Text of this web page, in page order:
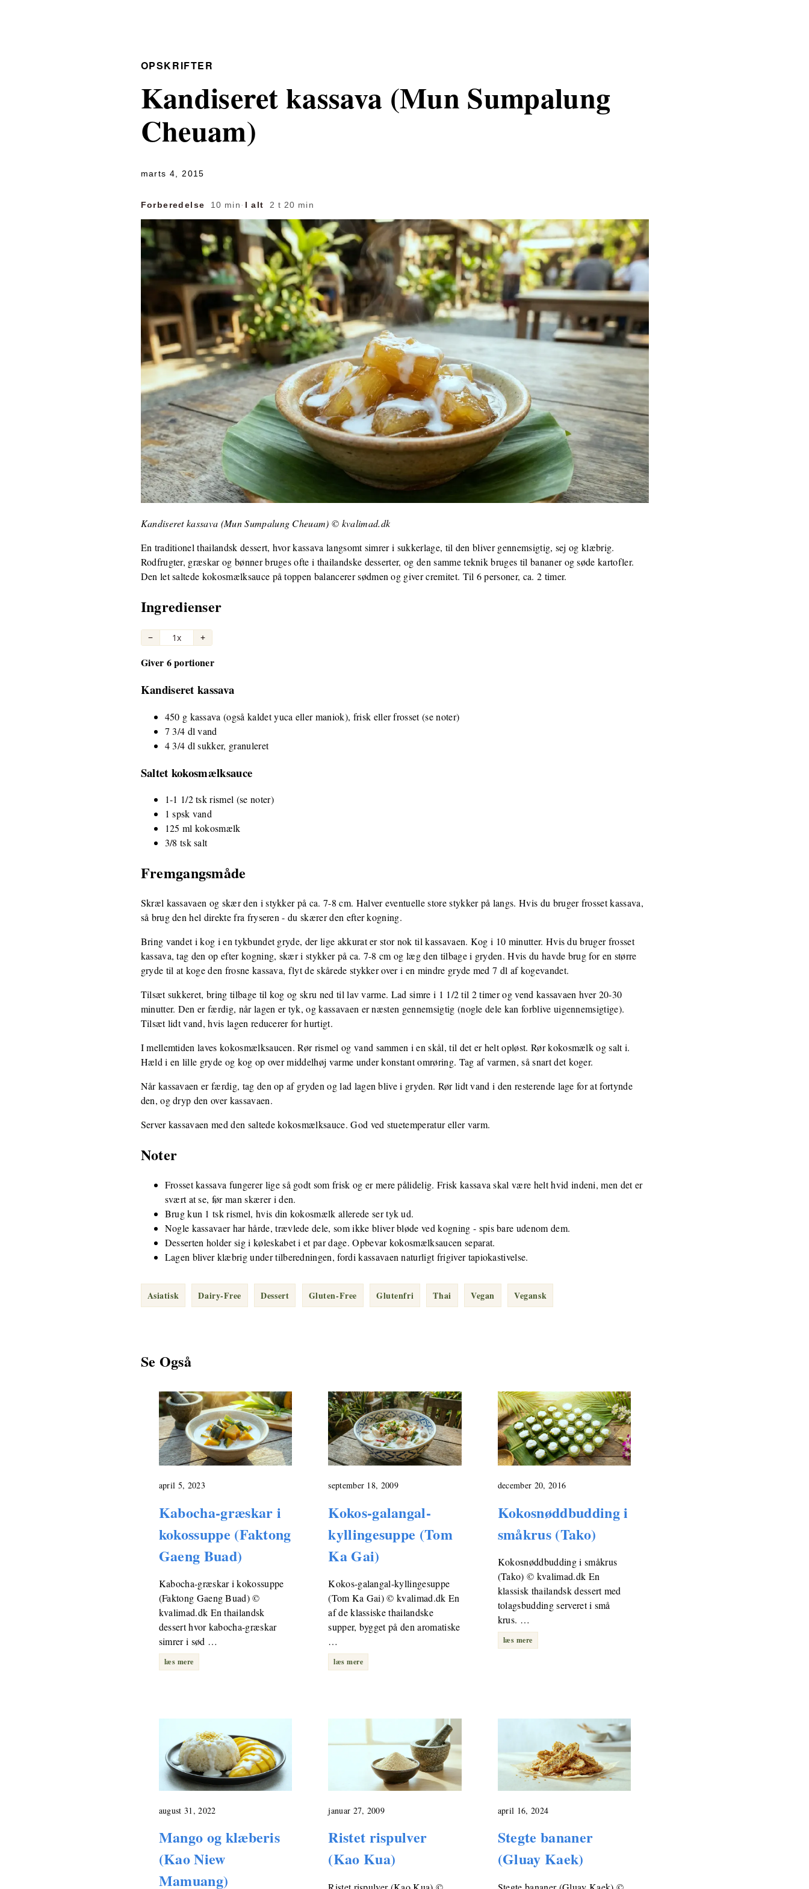
OPSKRIFTER
Kandiseret kassava (Mun Sumpalung
Cheuam)
marts 4, 2015
Forberedelse 10 min · I alt 2 t 20 min
Kandiseret kassava (Mun Sumpalung Cheuam) © kvalimad.dk
En traditionel thailandsk dessert, hvor kassava langsomt simrer i sukkerlage, til den bliver gennemsigtig, sej og klæbrig.
Rodfrugter, græskar og bønner bruges ofte i thailandske desserter, og den samme teknik bruges til bananer og søde kartofler.
Den let saltede kokosmælksauce på toppen balancerer sødmen og giver cremitet. Til 6 personer, ca. 2 timer.
Ingredienser
− 1x +
Giver 6 portioner
Kandiseret kassava
450 g kassava (også kaldet yuca eller maniok), frisk eller frosset (se noter)
7 3/4 dl vand
4 3/4 dl sukker, granuleret
Saltet kokosmælksauce
1-1 1/2 tsk rismel (se noter)
1 spsk vand
125 ml kokosmælk
3/8 tsk salt
Fremgangsmåde
Skræl kassavaen og skær den i stykker på ca. 7-8 cm. Halver eventuelle store stykker på langs. Hvis du bruger frosset kassava,
så brug den hel direkte fra fryseren - du skærer den efter kogning.
Bring vandet i kog i en tykbundet gryde, der lige akkurat er stor nok til kassavaen. Kog i 10 minutter. Hvis du bruger frosset
kassava, tag den op efter kogning, skær i stykker på ca. 7-8 cm og læg den tilbage i gryden. Hvis du havde brug for en større
gryde til at koge den frosne kassava, flyt de skårede stykker over i en mindre gryde med 7 dl af kogevandet.
Tilsæt sukkeret, bring tilbage til kog og skru ned til lav varme. Lad simre i 1 1/2 til 2 timer og vend kassavaen hver 20-30
minutter. Den er færdig, når lagen er tyk, og kassavaen er næsten gennemsigtig (nogle dele kan forblive uigennemsigtige).
Tilsæt lidt vand, hvis lagen reducerer for hurtigt.
I mellemtiden laves kokosmælksaucen. Rør rismel og vand sammen i en skål, til det er helt opløst. Rør kokosmælk og salt i.
Hæld i en lille gryde og kog op over middelhøj varme under konstant omrøring. Tag af varmen, så snart det koger.
Når kassavaen er færdig, tag den op af gryden og lad lagen blive i gryden. Rør lidt vand i den resterende lage for at fortynde
den, og dryp den over kassavaen.
Server kassavaen med den saltede kokosmælksauce. God ved stuetemperatur eller varm.
Noter
Frosset kassava fungerer lige så godt som frisk og er mere pålidelig. Frisk kassava skal være helt hvid indeni, men det er
svært at se, før man skærer i den.
Brug kun 1 tsk rismel, hvis din kokosmælk allerede ser tyk ud.
Nogle kassavaer har hårde, trævlede dele, som ikke bliver bløde ved kogning - spis bare udenom dem.
Desserten holder sig i køleskabet i et par dage. Opbevar kokosmælksaucen separat.
Lagen bliver klæbrig under tilberedningen, fordi kassavaen naturligt frigiver tapiokastivelse.
Asiatisk Dairy-Free Dessert Gluten-Free Glutenfri Thai Vegan Vegansk
Se Også
april 5, 2023
Kabocha-græskar i
kokossuppe (Faktong
Gaeng Buad)
Kabocha-græskar i kokossuppe
(Faktong Gaeng Buad) ©
kvalimad.dk En thailandsk
dessert hvor kabocha-græskar
simrer i sød …
læs mere
september 18, 2009
Kokos-galangal-
kyllingesuppe (Tom
Ka Gai)
Kokos-galangal-kyllingesuppe
(Tom Ka Gai) © kvalimad.dk En
af de klassiske thailandske
supper, bygget på den aromatiske
…
læs mere
december 20, 2016
Kokosnøddbudding i
småkrus (Tako)
Kokosnøddbudding i småkrus
(Tako) © kvalimad.dk En
klassisk thailandsk dessert med
tolagsbudding serveret i små
krus. …
læs mere
august 31, 2022
Mango og klæberis
(Kao Niew
Mamuang)
januar 27, 2009
Ristet rispulver
(Kao Kua)
april 16, 2024
Stegte bananer
(Gluay Kaek)